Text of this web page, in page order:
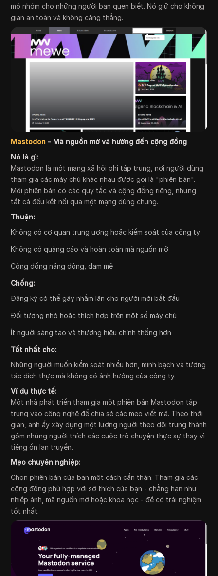
mô nhóm cho những người bạn quen biết. Nó giữ cho không
gian an toàn và không căng thẳng.
Mastodon - Mã nguồn mở và hướng đến cộng đồng
Nó là gì:
Mastodon là một mạng xã hội phi tập trung, nơi người dùng
tham gia các máy chủ khác nhau được gọi là "phiên bản".
Mỗi phiên bản có các quy tắc và cộng đồng riêng, nhưng
tất cả đều kết nối qua một mạng dùng chung.
Thuận:
Không có cơ quan trung ương hoặc kiểm soát của công ty
Không có quảng cáo và hoàn toàn mã nguồn mở
Cộng đồng năng động, đam mê
Chống:
Đăng ký có thể gây nhầm lẫn cho người mới bắt đầu
Đối tượng nhỏ hoặc thích hợp trên một số máy chủ
Ít người sáng tạo và thương hiệu chính thống hơn
Tốt nhất cho:
Những người muốn kiểm soát nhiều hơn, minh bạch và tương
tác đích thực mà không có ảnh hưởng của công ty.
Ví dụ thực tế:
Một nhà phát triển tham gia một phiên bản Mastodon tập
trung vào công nghệ để chia sẻ các mẹo viết mã. Theo thời
gian, anh ấy xây dựng một lượng người theo dõi trung thành
gồm những người thích các cuộc trò chuyện thực sự thay vì
tiếng ồn lan truyền.
Mẹo chuyên nghiệp:
Chọn phiên bản của bạn một cách cẩn thận. Tham gia các
cộng đồng phù hợp với sở thích của bạn - chẳng hạn như
nhiếp ảnh, mã nguồn mở hoặc khoa học - để có trải nghiệm
tốt nhất.